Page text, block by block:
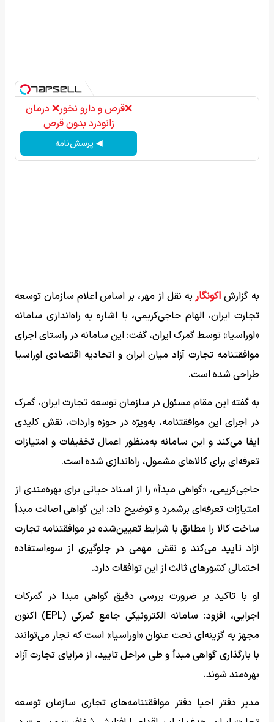
❌قرص‌ و دارو نخور❌ درمان
زانودرد بدون قرص
◀ پرسش‌نامه
به گزارش اکونگاربه نقل از مهر، بر اساس اعلام سازمان توسعه
تجارت ایران، الهام حاجی‌کریمی، با اشاره به راه‌اندازی سامانه
«اوراسیا» توسط گمرک ایران، گفت: این سامانه در راستای اجرای
موافقتنامه تجارت آزاد میان ایران و اتحادیه اقتصادی اوراسیا
طراحی شده است.
به گفته این مقام مسئول در سازمان توسعه تجارت ایران، گمرک
در اجرای این موافقتنامه، به‌ویژه در حوزه واردات، نقش کلیدی
ایفا می‌کند و این سامانه به‌منظور اعمال تخفیفات و امتیازات
تعرفه‌ای برای کالاهای مشمول، راه‌اندازی شده است.
حاجی‌کریمی، «گواهی مبدأ» را از اسناد حیاتی برای بهره‌مندی از
امتیازات تعرفه‌ای برشمرد و توضیح داد: این گواهی اصالت مبدأ
ساخت کالا را مطابق با شرایط تعیین‌شده در موافقتنامه تجارت
آزاد تایید می‌کند و نقش مهمی در جلوگیری از سوءاستفاده
احتمالی کشورهای ثالث از این توافقات دارد.
او با تاکید بر ضرورت بررسی دقیق گواهی مبدا در گمرکات
اجرایی، افزود: سامانه الکترونیکی جامع گمرکی (EPL) اکنون
مجهز به گزینه‌ای تحت عنوان «اوراسیا» است که تجار می‌توانند
با بارگذاری گواهی مبدأ و طی مراحل تایید، از مزایای تجارت آزاد
بهره‌مند شوند.
مدیر دفتر احیا دفتر موافقتنامه‌های تجاری سازمان توسعه